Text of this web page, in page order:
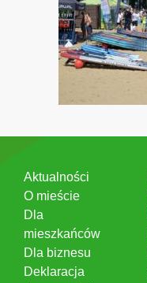
Aktualności
O mieście
Dla
mieszkańców
Dla biznesu
Deklaracja